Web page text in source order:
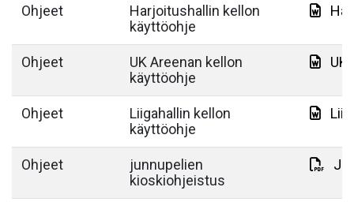
Ohjeet
Harjoitushallin kellon
käyttöohje
Ohjeet
UK Areenan kellon
käyttöohje
UK
Ohjeet
Liigahallin kellon
käyttöohje
Ohjeet
junnupelien
kioskiohjeistus